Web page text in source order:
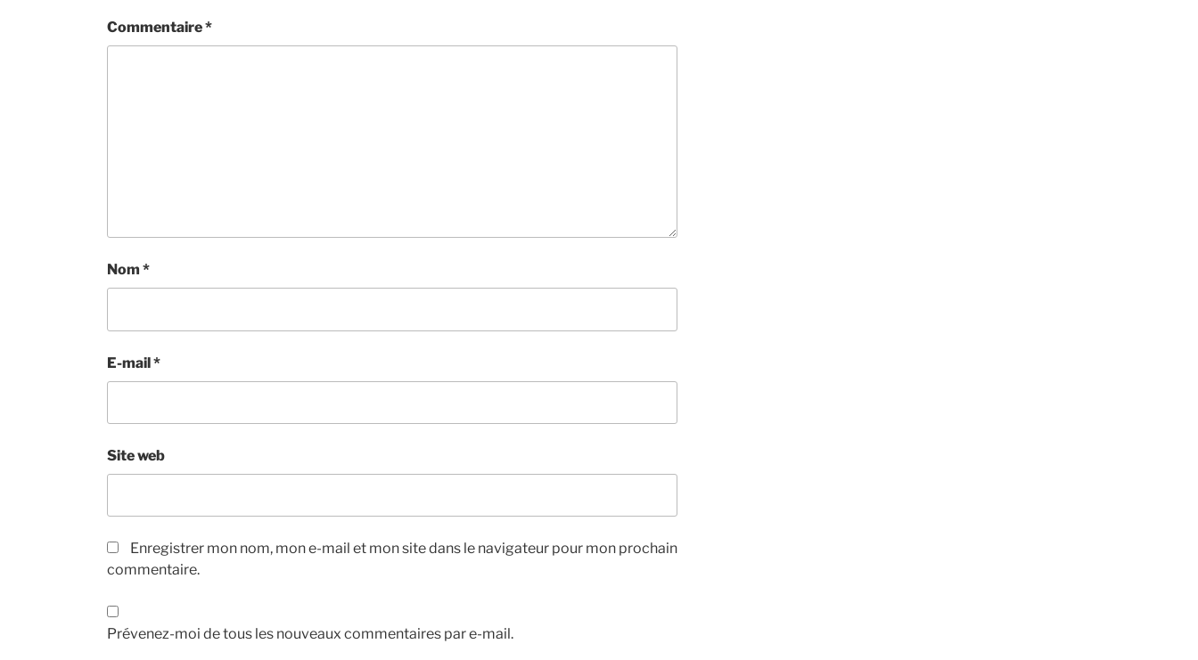
Commentaire*
Nom *
E-mail*
Site web
Enregistrer mon nom, mon e-mail et mon site dans le navigateur pour mon prochain
commentaire.
Prévenez-moi de tous les nouveaux commentaires par e-mail.